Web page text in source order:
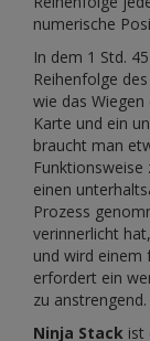
numerische
In dem 1 Std.
Reihenfolge
wie das
Karte und ein
braucht man
einen
Prozess
verinnerlicht
und wird einem
erfordert ein
zu anstrengend.
Ninja Stack ist